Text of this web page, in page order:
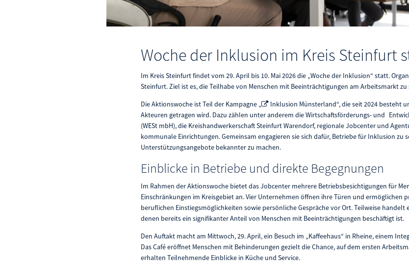
Woche der Inklusion im Kreis Steinfurt
Im Kreis Steinfurt findet vom 29. April bis 10. Mai 2026 die „Woche der Inklusion“ statt.
Steinfurt. Ziel ist es, die Teilhabe von Menschen mit Beeinträchtigungen am Arbeitsmarkt
Die Aktionswoche ist Teil der Kampagne „
Inklusion Münsterland“, die seit 2024 besteht
Akteuren getragen wird. Dazu zählen unter anderem die Wirtschaftsförderungs- und
(WESt mbH), die Kreishandwerkerschaft Steinfurt Warendorf, regionale Jobcenter und
kommunale Einrichtungen. Gemeinsam engagieren sie sich dafür, Betriebe für Inklusion zu
Unterstützungsangebote bekannter zu machen.
Einblicke in Betriebe und direkte Begegnungen
Im Rahmen der Aktionswoche bietet das Jobcenter mehrere Betriebsbesichtigungen für
Einschränkungen im Kreisgebiet an. Vier Unternehmen öffnen ihre Türen und ermöglichen
beruflichen Einstiegsmöglichkeiten sowie persönliche Gespräche vor Ort. Teilweise handelt
denen bereits ein signifikanter Anteil von Menschen mit Beeinträchtigungen beschäftigt ist.
Den Auftakt macht am Mittwoch, 29. April, ein Besuch im „Kaffeehaus“ in Rheine, einem
Das Café eröffnet Menschen mit Behinderungen gezielt die Chance, auf dem ersten
erhalten Teilnehmende Einblicke in Küche und Service.